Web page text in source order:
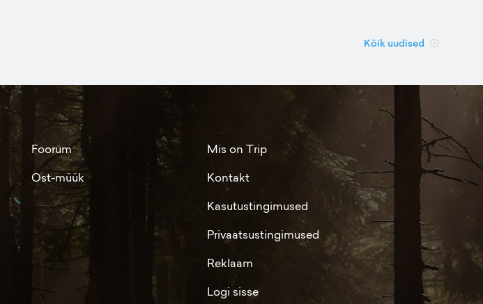
Kõik uudised
Foorum
Ost-müük
Mis on Trip
Kontakt
Kasutustingimused
Privaatsustingimused
Reklaam
Logi sisse